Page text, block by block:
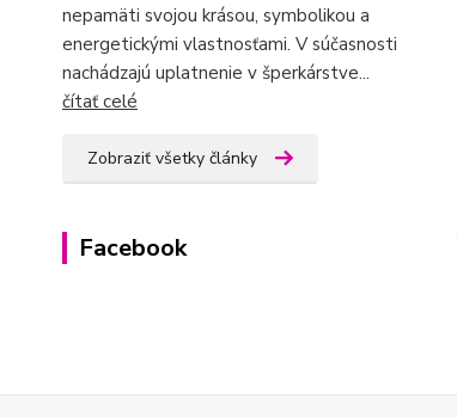
nepamäti svojou krásou, symbolikou a
energetickými vlastnosťami. V súčasnosti
nachádzajú uplatnenie v šperkárstve...
čítať celé
Zobraziť všetky články
Facebook